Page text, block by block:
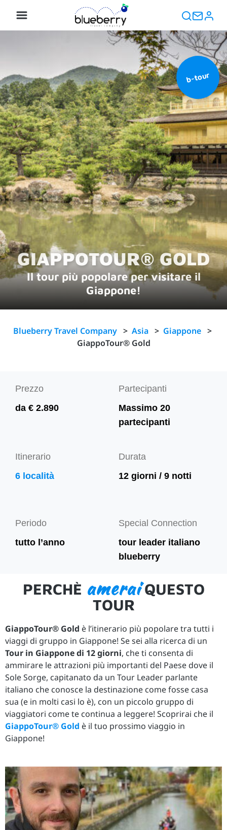
b-tour
GIAPPOTOUR® GOLD
Il tour più popolare per visitare il
Giappone!
Blueberry Travel Company > Asia > Giappone >
GiappoTour® Gold
Prezzo
da € 2.890
Partecipanti
Massimo 20
partecipanti
Itinerario
6 località
Durata
12 giorni / 9 notti
Periodo
tutto l’anno
Special Connection
tour leader italiano
blueberry
PERCHÈ ameraiQUESTO
TOUR
GiappoTour® Gold è l’itinerario più popolare tra tutti i
viaggi di gruppo in Giappone! Se sei alla ricerca di un
Tour in Giappone di 12 giorni, che ti consenta di
ammirare le attrazioni più importanti del Paese dove il
Sole Sorge, capitanato da un Tour Leader parlante
italiano che conosce la destinazione come fosse casa
sua (e in molti casi lo è), con un piccolo gruppo di
viaggiatori come te continua a leggere! Scoprirai che il
GiappoTour® Gold è il tuo prossimo viaggio in
Giappone!